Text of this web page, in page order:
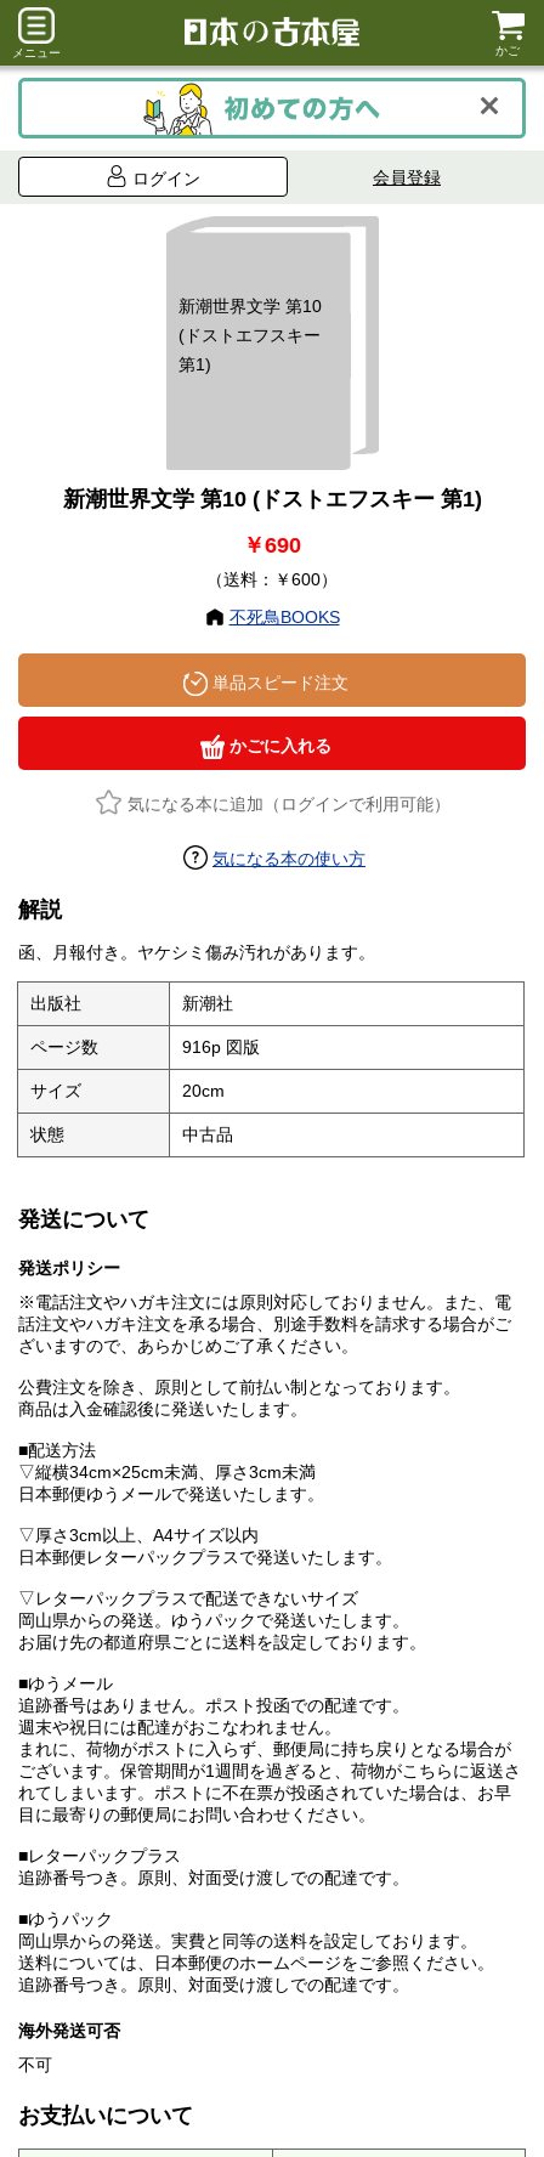
メニュー かご
ログイン 会員登録
新潮世界文学 第10
(ドストエフスキー
第1)
新潮世界文学 第10 (ドストエフスキー 第1)
￥690
（送料：￥600）
不死鳥BOOKS
単品スピード注文
かごに入れる
気になる本に追加（ログインで利用可能）
気になる本の使い方
解説
函、月報付き。ヤケシミ傷み汚れがあります。
出版社 新潮社
ページ数 916p 図版
サイズ 20cm
状態 中古品
発送について
発送ポリシー
※電話注文やハガキ注文には原則対応しておりません。また、電
話注文やハガキ注文を承る場合、別途手数料を請求する場合がご
ざいますので、あらかじめご了承ください。
公費注文を除き、原則として前払い制となっております。
商品は入金確認後に発送いたします。
■配送方法
▽縦横34cm×25cm未満、厚さ3cm未満
日本郵便ゆうメールで発送いたします。
▽厚さ3cm以上、A4サイズ以内
日本郵便レターパックプラスで発送いたします。
▽レターパックプラスで配送できないサイズ
岡山県からの発送。ゆうパックで発送いたします。
お届け先の都道府県ごとに送料を設定しております。
■ゆうメール
追跡番号はありません。ポスト投函での配達です。
週末や祝日には配達がおこなわれません。
まれに、荷物がポストに入らず、郵便局に持ち戻りとなる場合が
ございます。保管期間が1週間を過ぎると、荷物がこちらに返送さ
れてしまいます。ポストに不在票が投函されていた場合は、お早
目に最寄りの郵便局にお問い合わせください。
■レターパックプラス
追跡番号つき。原則、対面受け渡しでの配達です。
■ゆうパック
岡山県からの発送。実費と同等の送料を設定しております。
送料については、日本郵便のホームページをご参照ください。
追跡番号つき。原則、対面受け渡しでの配達です。
海外発送可否
不可
お支払いについて